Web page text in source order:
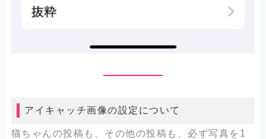
アイキャッチ画像の設定について
猫ちゃんの投稿も、その他の投稿も、必ず写真を1